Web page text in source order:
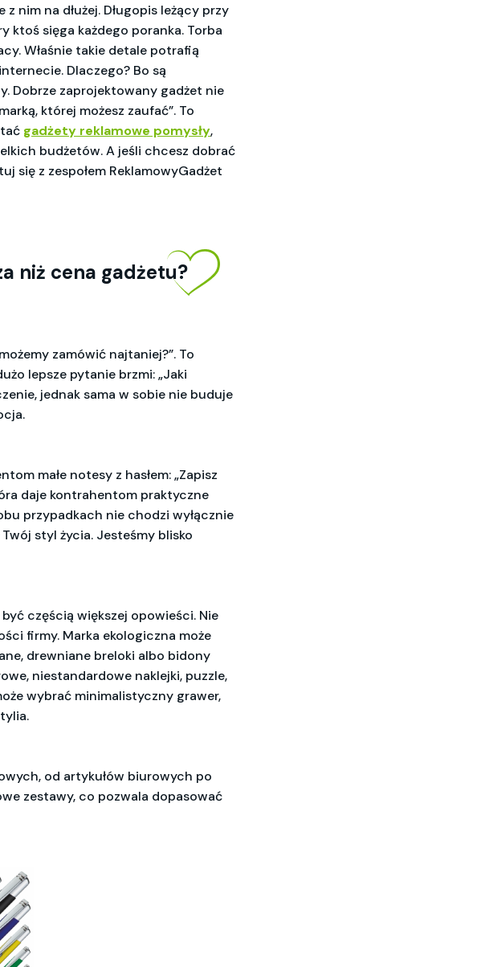
nim na dłużej. Długopis leżący przy
ktoś sięga każdego poranka. Torba
Właśnie takie detale potrafią
Dlaczego? Bo są
Dobrze zaprojektowany gadżet nie
której możesz zaufać”. To
gadżety reklamowe pomysły,
budżetów. A jeśli chcesz dobrać
się z zespołem ReklamowyGadżet
niż cena gadżetu?
zamówić najtaniej?”. To
lepsze pytanie brzmi: „Jaki
jednak sama w sobie nie buduje
małe notesy z hasłem: „Zapisz
daje kontrahentom praktyczne
przypadkach nie chodzi wyłącznie
styl życia. Jesteśmy blisko
częścią większej opowieści. Nie
firmy. Marka ekologiczna może
drewniane breloki albo bidony
niestandardowe naklejki, puzzle,
wybrać minimalistyczny grawer,
od artykułów biurowych po
zestawy, co pozwala dopasować